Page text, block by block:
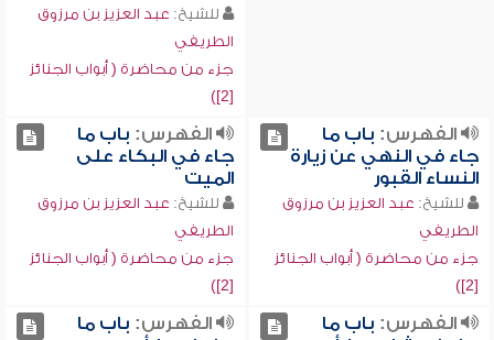
للشيخ: عبد العزيز بن مرزوق
الطريفي
جزء من محاضرة ( أبواب الجنائز
[2])
الفهرس: باب ما
جاء في النهي عن زيارة
النساء القبور
للشيخ: عبد العزيز بن مرزوق
الطريفي
جزء من محاضرة ( أبواب الجنائز
[2])
الفهرس: باب ما
جاء في البكاء على
الميت
للشيخ: عبد العزيز بن مرزوق
الطريفي
جزء من محاضرة ( أبواب الجنائز
[2])
الفهرس: باب ما
الفهرس: باب ما